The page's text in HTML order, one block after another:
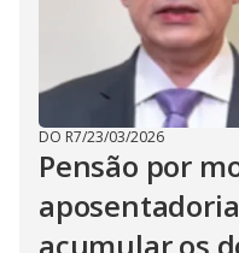
DO R7/23/03/2026
Pensão por